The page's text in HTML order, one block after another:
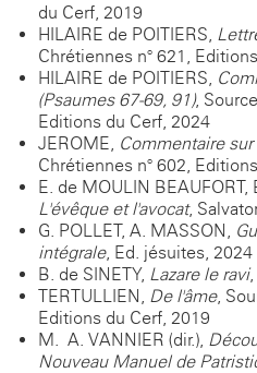
du Cerf, 2019
HILAIRE de POITIERS,
Chrétiennes n° 621,
HILAIRE de POITIERS,
(Psaumes 67-69, 91),
Editions du Cerf, 2024
JEROME, Commentaire
Chrétiennes n° 602,
E. de MOULIN-BEAUFORT,
L'évêque et l'avocat,
G. POLLET, A. MASSON,
intégrale, Ed. jésuites, 2024
B. de SINETY, Lazare le ravi
TERTULLIEN, De l'âme,
Editions du Cerf, 2019
M.- A. VANNIER (dir.),
Nouveau Manuel de